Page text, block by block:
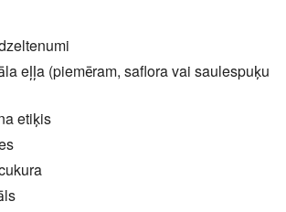
eļļa (piemēram, saflora vai saulespuķu
etiķis